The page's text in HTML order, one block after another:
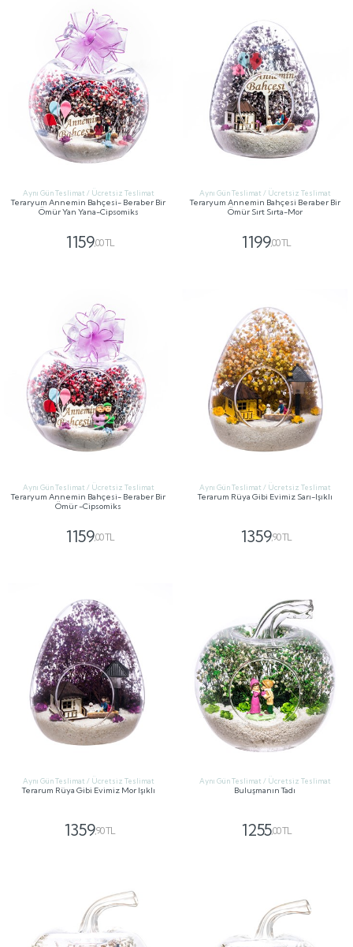
Aynı Gün Teslimat / Ücretsiz Teslimat
Teraryum Annemin Bahçesi- Beraber Bir
Ömür Yan Yana-Cipsomiks
1159,00 TL
Aynı Gün Teslimat / Ücretsiz Teslimat
Teraryum Annemin Bahçesi Beraber Bir
Ömür Sırt Sırta-Mor
1199,00 TL
Aynı Gün Teslimat / Ücretsiz Teslimat
Teraryum Annemin Bahçesi- Beraber Bir
Ömür -Cipsomiks
1159,00 TL
Aynı Gün Teslimat / Ücretsiz Teslimat
Terarum Rüya Gibi Evimiz Sarı-Işıklı
1359,90 TL
Aynı Gün Teslimat / Ücretsiz Teslimat
Terarum Rüya Gibi Evimiz Mor Işıklı
1359,90 TL
Aynı Gün Teslimat / Ücretsiz Teslimat
Buluşmanın Tadı
1255,00 TL